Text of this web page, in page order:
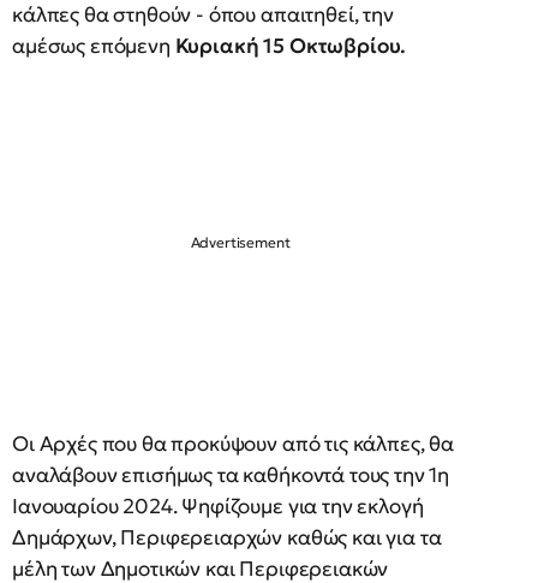
κάλπες θα στηθούν - όπου απαιτηθεί, την
αμέσως επόμενη Κυριακή 15 Οκτωβρίου.
Οι Αρχές που θα προκύψουν από τις κάλπες, θα
αναλάβουν επισήμως τα καθήκοντά τους την 1η
Ιανουαρίου 2024. Ψηφίζουμε για την εκλογή
Δημάρχων, Περιφερειαρχών καθώς και για τα
μέλη των Δημοτικών και Περιφερειακών